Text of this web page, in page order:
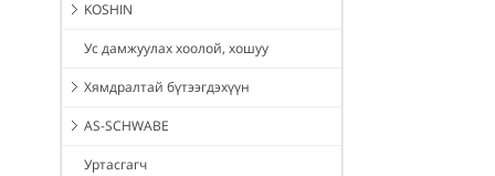
KOSHIN
Ус дамжуулах хоолой, хошуу
Хямдралтай бүтээгдэхүүн
AS-SCHWABE
Уртасгагч